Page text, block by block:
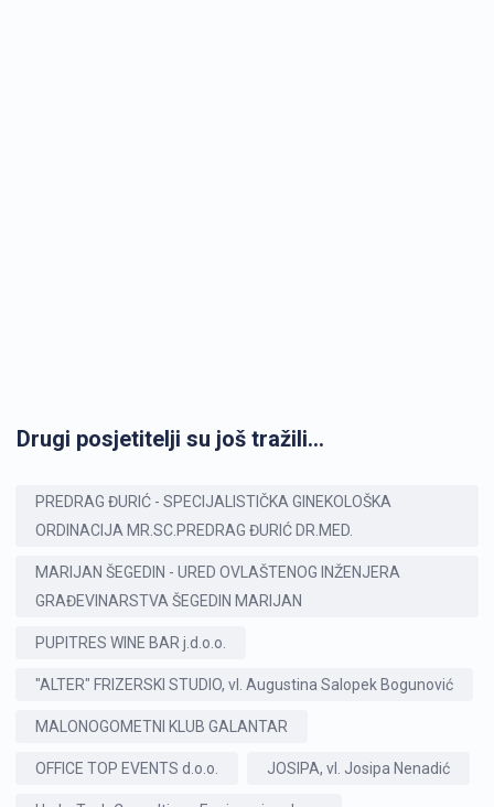
Drugi posjetitelji su još tražili...
PREDRAG ĐURIĆ - SPECIJALISTIČKA GINEKOLOŠKA
ORDINACIJA MR.SC.PREDRAG ĐURIĆ DR.MED.
MARIJAN ŠEGEDIN - URED OVLAŠTENOG INŽENJERA
GRAĐEVINARSTVA ŠEGEDIN MARIJAN
PUPITRES WINE BAR j.d.o.o.
"ALTER" FRIZERSKI STUDIO, vl. Augustina Salopek Bogunović
MALONOGOMETNI KLUB GALANTAR
OFFICE TOP EVENTS d.o.o. JOSIPA, vl. Josipa Nenadić